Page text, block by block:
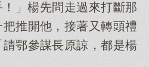
！」楊先問走過來打斷那
推開他，接著又轉頭禮
鄂參謀長原諒，都是楊